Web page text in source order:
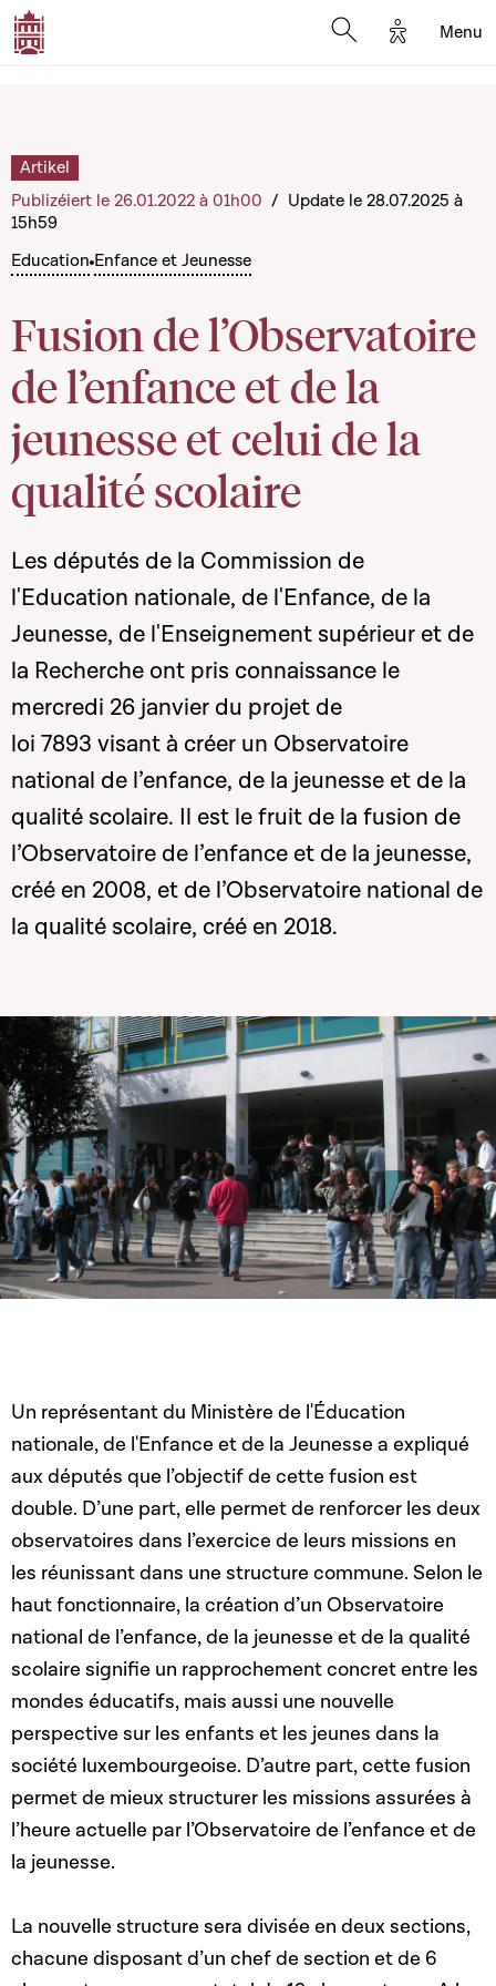
Options
Menu
Education Enfance et Jeunesse
Fusion de l’Observatoire
de l’enfance et de la
jeunesse et celui de la
qualité scolaire
Artikel
Publizéiert le 26.01.2022 à 01h00 / Update le 28.07.2025 à
15h59
Les députés de la Commission de
l'Education nationale, de l'Enfance, de la
Jeunesse, de l'Enseignement supérieur et de
la Recherche ont pris connaissance le
mercredi 26 janvier du projet de
loi 7893 visant à créer un Observatoire
national de l’enfance, de la jeunesse et de la
qualité scolaire. Il est le fruit de la fusion de
l’Observatoire de l’enfance et de la jeunesse,
créé en 2008, et de l’Observatoire national de
la qualité scolaire, créé en 2018.
Un représentant du Ministère de l'Éducation
nationale, de l'Enfance et de la Jeunesse a expliqué
aux députés que l’objectif de cette fusion est
double. D’une part, elle permet de renforcer les deux
observatoires dans l’exercice de leurs missions en
les réunissant dans une structure commune. Selon le
haut fonctionnaire, la création d’un Observatoire
national de l’enfance, de la jeunesse et de la qualité
scolaire signifie un rapprochement concret entre les
mondes éducatifs, mais aussi une nouvelle
perspective sur les enfants et les jeunes dans la
société luxembourgeoise. D’autre part, cette fusion
permet de mieux structurer les missions assurées à
l’heure actuelle par l’Observatoire de l’enfance et de
la jeunesse.
La nouvelle structure sera divisée en deux sections,
chacune disposant d’un chef de section et de 6